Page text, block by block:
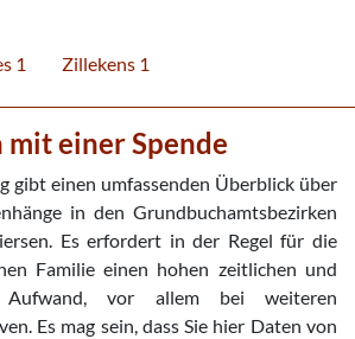
1 Zillekens 1
mit einer Spende
gibt einen umfassenden Überblick über
in den Grundbuchamtsbezirken
Es erfordert in der Regel für die
Familie einen hohen zeitlichen und
Aufwand, vor allem bei weiteren
Es mag sein, dass Sie hier Daten von